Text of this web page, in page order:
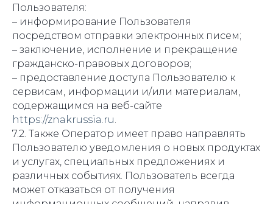
Пользователя:
– информирование Пользователя
посредством отправки электронных писем;
– заключение, исполнение и прекращение
гражданско-правовых договоров;
– предоставление доступа Пользователю к
сервисам, информации и/или материалам,
содержащимся на веб-сайте
https://znakrussia.ru.
7.2. Также Оператор имеет право направлять
Пользователю уведомления о новых продуктах
и услугах, специальных предложениях и
различных событиях. Пользователь всегда
может отказаться от получения